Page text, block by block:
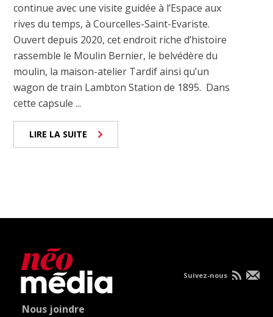
continue avec une visite guidée à l’Espace aux
rives du temps, à Courcelles-Saint-Evariste.
Ouvert depuis 2020, cet endroit riche d’histoire
rassemble le Moulin Bernier, le belvédère du
moulin, la maison-atelier Tardif ainsi qu’un
wagon de train Lambton Station de 1895. Dans
cette capsule ...
LIRE LA SUITE
Nous joindre
Suivez-nous